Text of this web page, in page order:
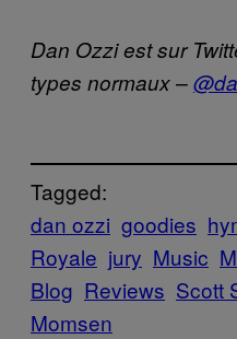
Dan Ozzi est sur
types normaux –
Tagged:
dan ozzi goodies
Royale jury Music
Blog Reviews Scott
Momsen